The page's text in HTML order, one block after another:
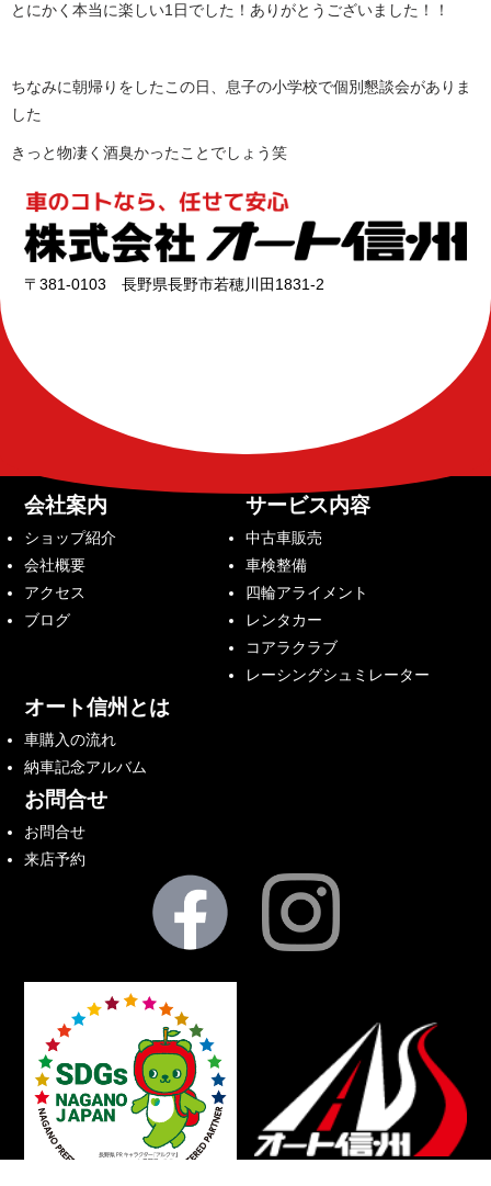
とにかく本当に楽しい1日でした！ありがとうございました！！
ちなみに朝帰りをしたこの日、息子の小学校で個別懇談会がありま
した
きっと物凄く酒臭かったことでしょう笑
〒381-0103 長野県長野市若穂川田1831-2
会社案内
ショップ紹介
会社概要
アクセス
ブログ
サービス内容
中古車販売
車検整備
四輪アライメント
レンタカー
コアラクラブ
レーシングシュミレーター
オート信州とは
車購入の流れ
納車記念アルバム
お問合せ
お問合せ
来店予約